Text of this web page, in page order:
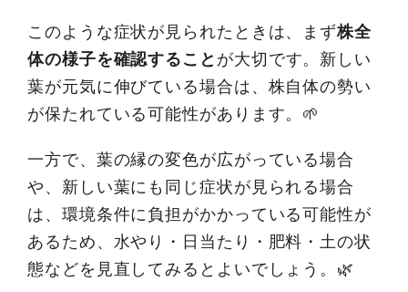
このような症状が見られたときは、まず株全
体の様子を確認すること が大切です。新しい
葉が元気に伸びている場合は、株自体の勢い
が保たれている可能性があります。🌱
一方で、葉の縁の変色が広がっている場合
や、新しい葉にも同じ症状が見られる場合
は、環境条件に負担がかかっている可能性が
あるため、水やり・日当たり・肥料・土の状
態などを見直してみるとよいでしょう。🌿